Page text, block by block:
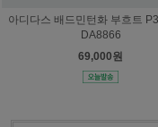
아디다스 배드민턴화 부흐트 P3
DA8866
69,000원